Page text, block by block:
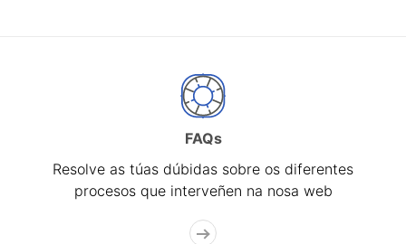
FAQs
Resolve as túas dúbidas sobre os diferentes
procesos que interveñen na nosa web